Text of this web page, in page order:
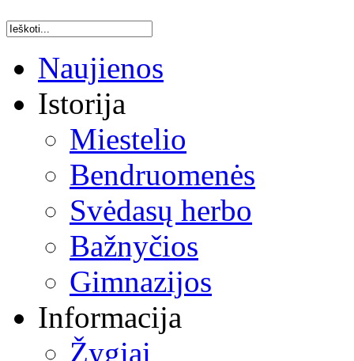
Naujienos
Istorija
Miestelio
Bendruomenės
Svėdasų herbo
Bažnyčios
Gimnazijos
Informacija
Žygiai